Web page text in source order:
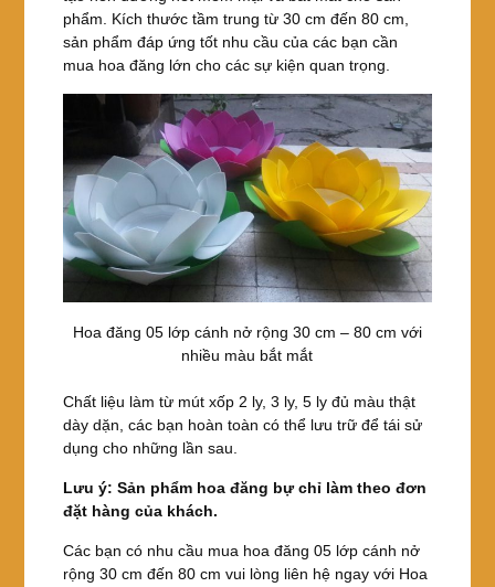
phẩm. Kích thước tầm trung từ 30 cm đến 80 cm,
sản phẩm đáp ứng tốt nhu cầu của các bạn cần
mua hoa đăng lớn cho các sự kiện quan trọng.
Hoa đăng 05 lớp cánh nở rộng 30 cm – 80 cm với
nhiều màu bắt mắt
Chất liệu làm từ mút xốp 2 ly, 3 ly, 5 ly đủ màu thật
dày dặn, các bạn hoàn toàn có thể lưu trữ để tái sử
dụng cho những lần sau.
Lưu ý: Sản phẩm hoa đăng bự chỉ làm theo đơn
đặt hàng của khách.
Các bạn có nhu cầu mua hoa đăng 05 lớp cánh nở
rộng 30 cm đến 80 cm vui lòng liên hệ ngay với Hoa